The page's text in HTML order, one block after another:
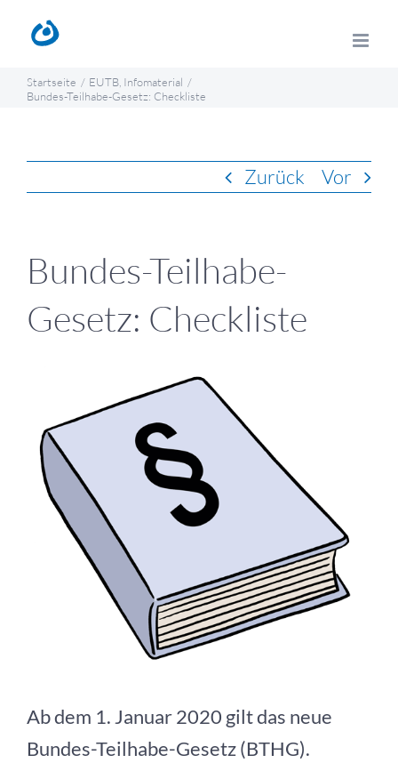
Inhalt
springen
Startseite EUTB Infomaterial
Bundes-Teilhabe-Gesetz: Checkliste
Zurück Vor
Bundes-Teilhabe-
Gesetz: Checkliste
grösseres
Bild
Ab dem 1. Januar 2020 gilt das neue
Bundes-Teilhabe-Gesetz (BTHG).